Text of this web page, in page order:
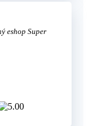
eshop Super